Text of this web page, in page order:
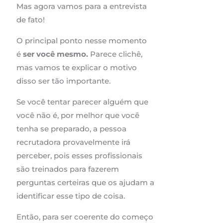
Mas agora vamos para a entrevista
de fato!
O principal ponto nesse momento
éser você mesmo. Parece clichê,
mas vamos te explicar o motivo
disso ser tão importante.
Se você tentar parecer alguém que
você não é, por melhor que você
tenha se preparado, a pessoa
recrutadora provavelmente irá
perceber, pois esses profissionais
são treinados para fazerem
perguntas certeiras que os ajudam a
identificar esse tipo de coisa.
Então, para ser coerente do começo